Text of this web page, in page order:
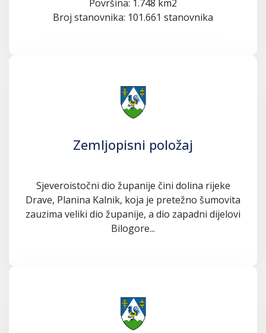
Broj stanovnika: 101.661 stanovnika
Zemljopisni položaj
Sjeveroistočni dio županije čini dolina rijeke
Drave, Planina Kalnik, koja je pretežno šumovita
zauzima veliki dio županije, a dio zapadni dijelovi
Bilogore...